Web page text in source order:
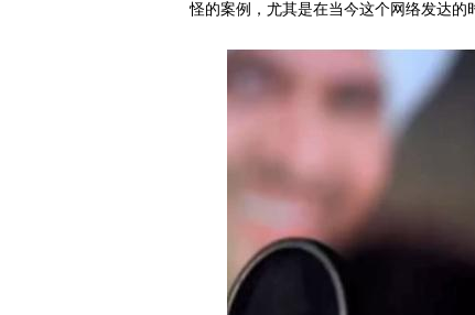
怪的案例，尤其是在当今这个网络发达的